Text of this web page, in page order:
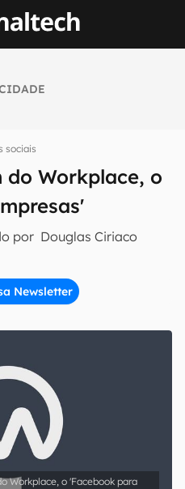
sociais
Workplace, o
por Douglas Ciriaco
Newsletter
em primeira
Workplace, o 'Facebook para